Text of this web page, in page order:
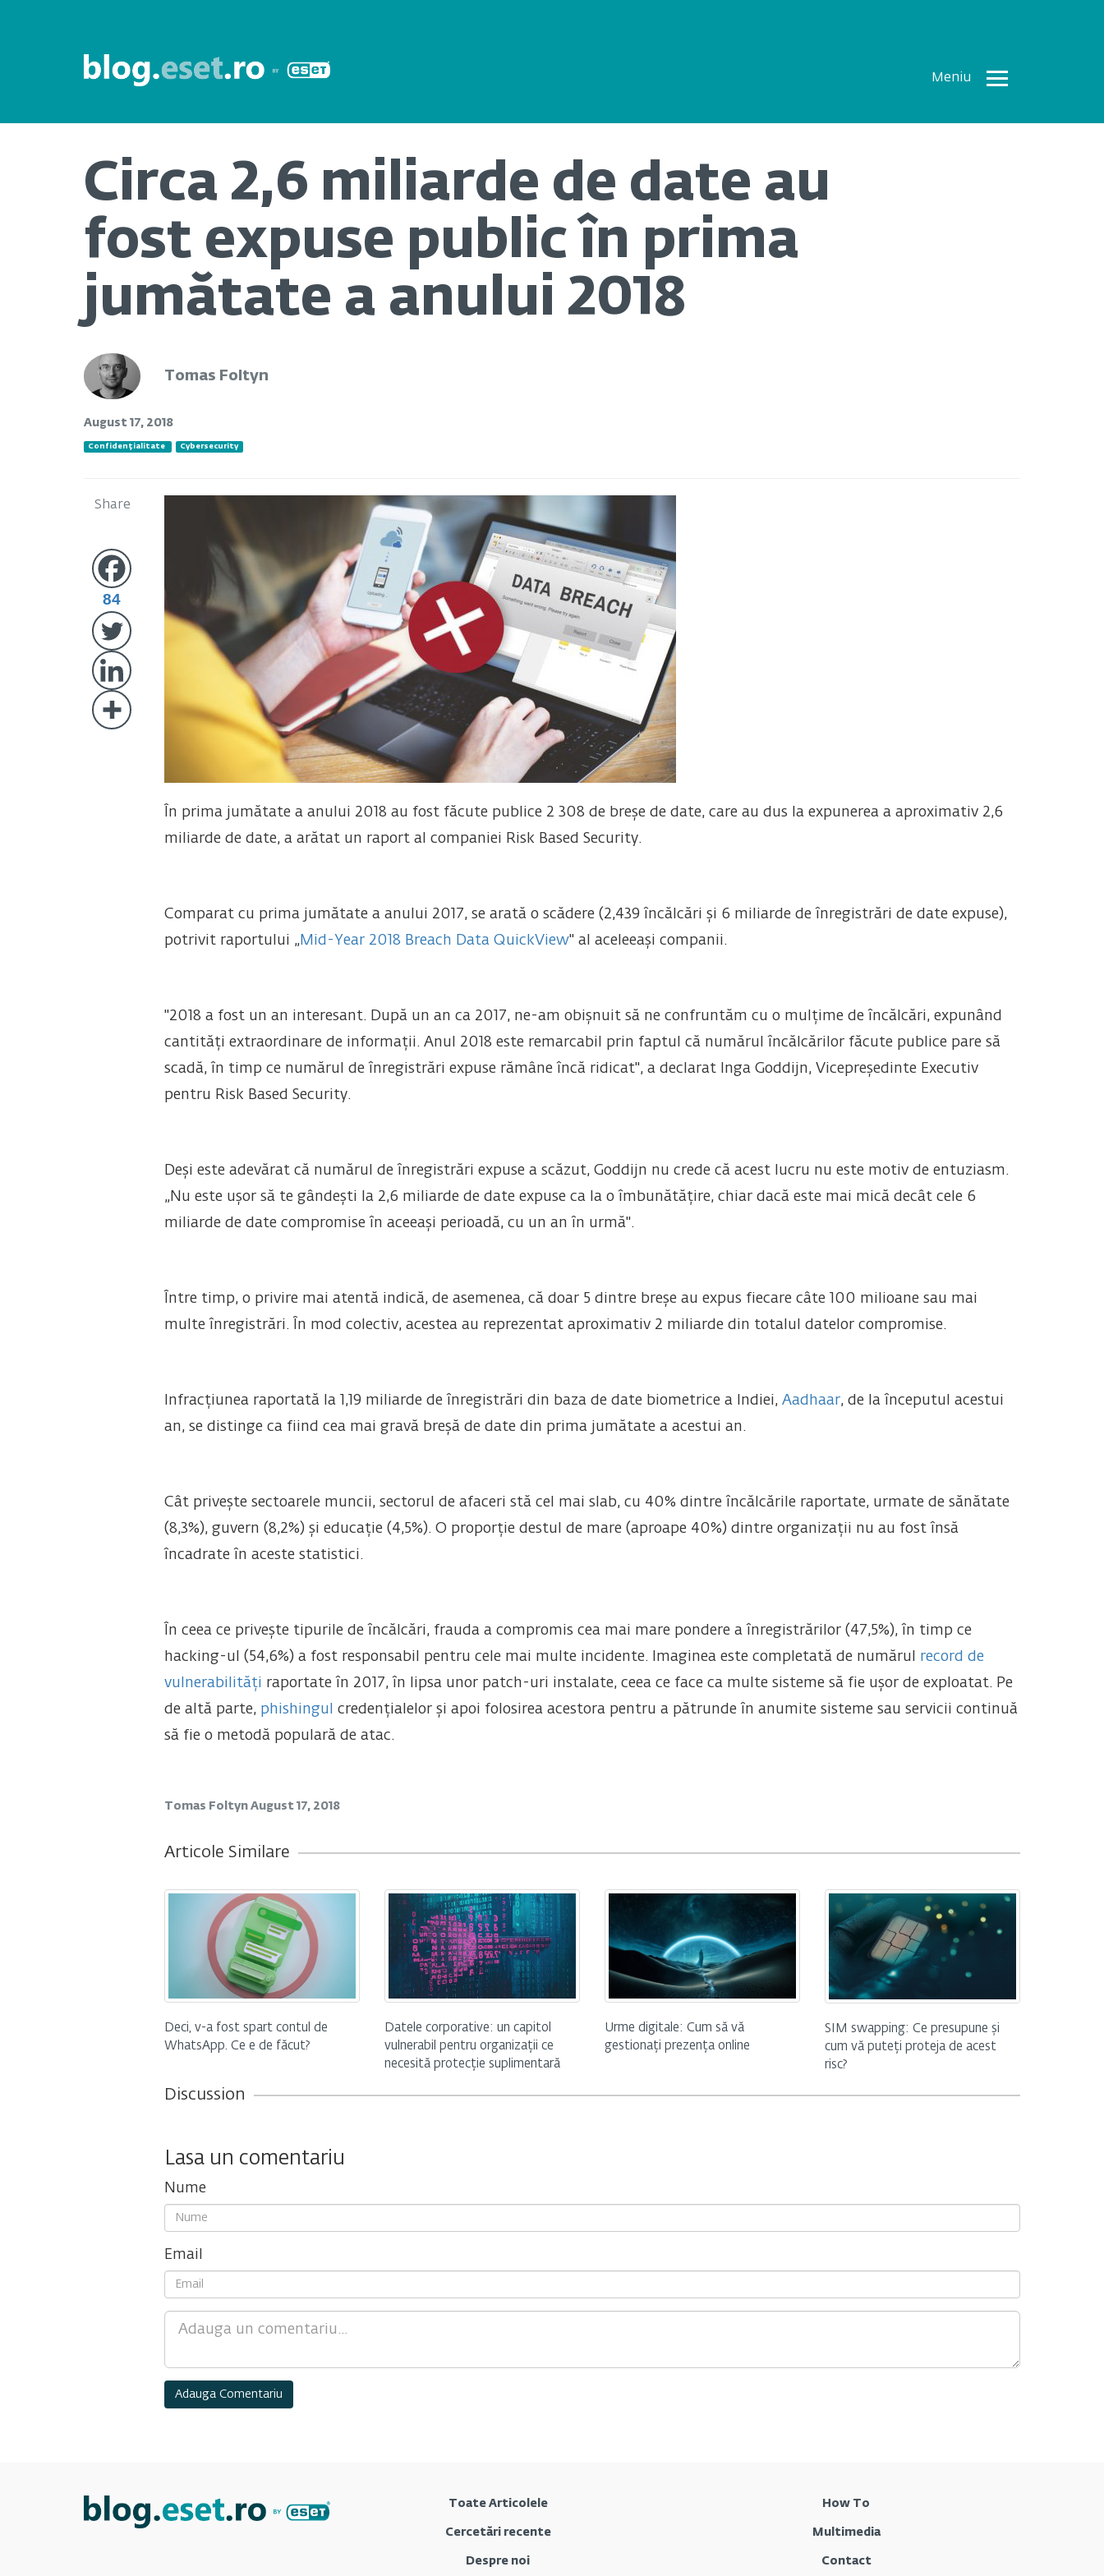
Meniu
Toate
Circa 2,6 miliarde de date au
fost expuse public în prima
jumătate a anului 2018
Tomas Foltyn
August 17, 2018
Confidențialitate Cybersecurity
Share
84
În prima jumătate a anului 2018 au fost făcute publice 2 308 de breșe de date, care au dus la expunerea a aproximativ 2,6
miliarde de date, a arătat un raport al companiei Risk Based Security.
Comparat cu prima jumătate a anului 2017, se arată o scădere (2,439 încălcări și 6 miliarde de înregistrări de date expuse),
potrivit raportului „Mid-Year 2018 Breach Data QuickView" al aceleeași companii.
"2018 a fost un an interesant. După un an ca 2017, ne-am obișnuit să ne confruntăm cu o mulțime de încălcări, expunând
cantități extraordinare de informații. Anul 2018 este remarcabil prin faptul că numărul încălcărilor făcute publice pare să
scadă, în timp ce numărul de înregistrări expuse rămâne încă ridicat", a declarat Inga Goddijn, Vicepreședinte Executiv
pentru Risk Based Security.
Deși este adevărat că numărul de înregistrări expuse a scăzut, Goddijn nu crede că acest lucru nu este motiv de entuziasm.
„Nu este ușor să te gândești la 2,6 miliarde de date expuse ca la o îmbunătățire, chiar dacă este mai mică decât cele 6
miliarde de date compromise în aceeași perioadă, cu un an în urmă".
Între timp, o privire mai atentă indică, de asemenea, că doar 5 dintre breșe au expus fiecare câte 100 milioane sau mai
multe înregistrări. În mod colectiv, acestea au reprezentat aproximativ 2 miliarde din totalul datelor compromise.
Infracțiunea raportată la 1,19 miliarde de înregistrări din baza de date biometrice a Indiei, Aadhaar, de la începutul acestui
an, se distinge ca fiind cea mai gravă breșă de date din prima jumătate a acestui an.
Cât privește sectoarele muncii, sectorul de afaceri stă cel mai slab, cu 40% dintre încălcările raportate, urmate de sănătate
(8,3%), guvern (8,2%) și educație (4,5%). O proporție destul de mare (aproape 40%) dintre organizații nu au fost însă
încadrate în aceste statistici.
În ceea ce privește tipurile de încălcări, frauda a compromis cea mai mare pondere a înregistrărilor (47,5%), în timp ce
hacking-ul (54,6%) a fost responsabil pentru cele mai multe incidente. Imaginea este completată de numărul record de
vulnerabilități raportate în 2017, în lipsa unor patch-uri instalate, ceea ce face ca multe sisteme să fie ușor de exploatat. Pe
de altă parte, phishingul
credențialelor și apoi folosirea acestora pentru a pătrunde în anumite sisteme sau servicii continuă
să fie o metodă populară de atac.
Tomas Foltyn August 17, 2018
Articole Similare
Deci, v-a fost spart contul de
WhatsApp. Ce e de făcut?
Datele corporative: un capitol
vulnerabil pentru organizații ce
necesită protecție suplimentară
Urme digitale: Cum să vă
gestionați prezența online
SIM swapping: Ce presupune și
cum vă puteți proteja de acest
risc?
Discussion
Lasa un comentariu
Nume
Email
Comment
Toate Articolele
Cercetări recente
Despre noi
How To
Multimedia
Contact